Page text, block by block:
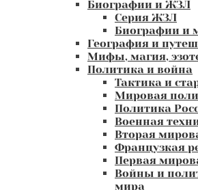
Биографии и ЖЗЛ
Серия ЖЗЛ
Биографии и
География и
Мифы, магия,
Политика и война
Тактика и
Мировая
Политика
Военная
Вторая
Французкая
Первая
Войны и
мира